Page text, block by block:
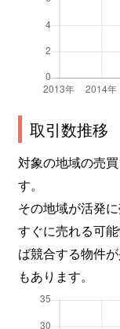
取引数推移
対象の地域の売
す。
その地域が活発
すぐに売れる可
ば競合する物件
もあります。